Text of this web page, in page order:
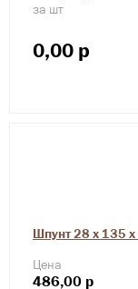
за шт
0,00 р
Шпунт 28 х 135
Цена
486,00 р